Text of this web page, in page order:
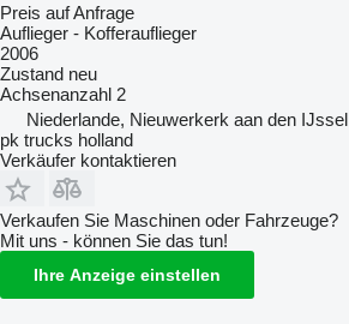
Preis auf Anfrage
Auflieger - Kofferauflieger
2006
Zustand neu
Achsenanzahl 2
Niederlande, Nieuwerkerk aan den IJssel
pk trucks holland
Verkäufer kontaktieren
Verkaufen Sie Maschinen oder Fahrzeuge?
Mit uns - können Sie das tun!
Ihre Anzeige einstellen